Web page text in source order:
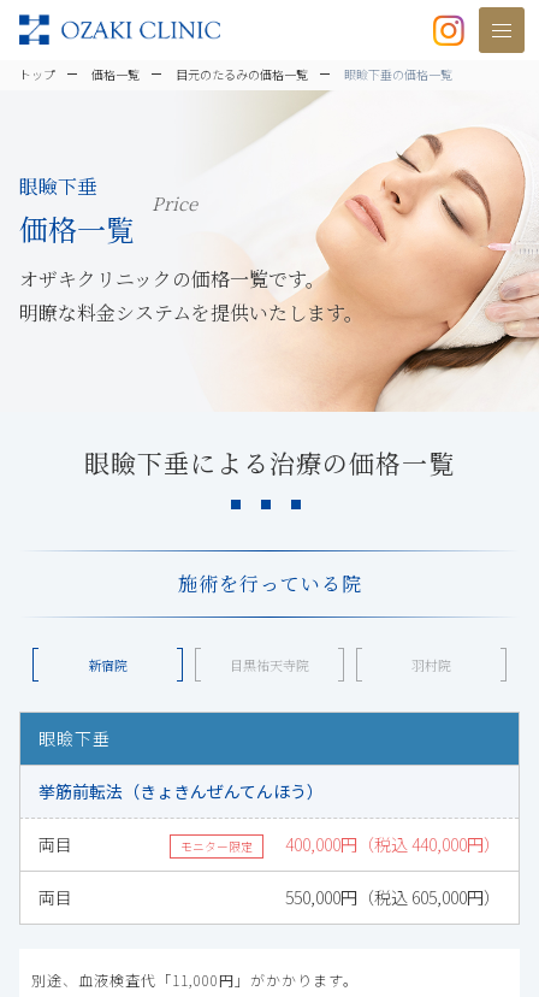
美容クリニックなら美容整形・
トップ 価格一覧 目元のたるみの価格一覧 眼瞼下垂の価格一覧
眼瞼下垂
価格一覧
Price
オザキクリニックの価格一覧です。
明瞭な料金システムを提供いたします。
眼瞼下垂による治療の価格一覧
施術を行っている院
新宿院 目黒祐天寺院 羽村院
眼瞼下垂
挙筋前転法（きょきんぜんてんほう）
両目 モニター限定 400,000円（税込 440,000円）
両目 550,000円（税込 605,000円）
別途、血液検査代「11,000円」がかかります。